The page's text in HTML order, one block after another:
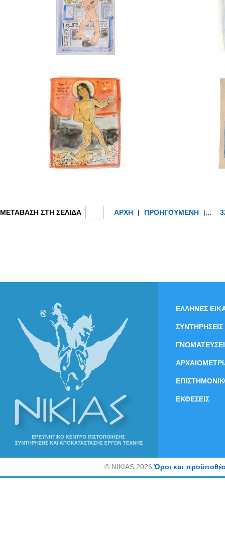
ΜΕΤΑΒΑΣΗ ΣΤΗ ΣΕΛΙΔΑ ΑΡΧΗ | ΠΡΟΗΓΟΥΜΕΝΗ |...
ΕΛΛΗΝΕΣ
ΣΥΝΤΗΡΗΣΕΙΣ
ΕΚΘΕΣΕΙΣ
©NIKIAS 2026Όροι και